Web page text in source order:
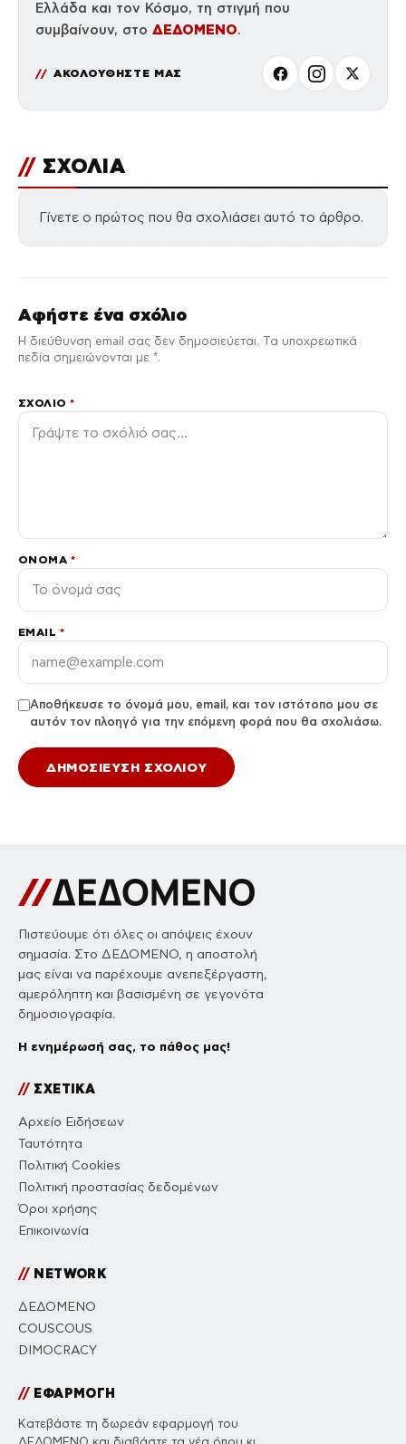
Ελλάδα και τον Κόσμο, τη στιγμή που
συμβαίνουν, στο ΔΕΔΟΜΕΝΟ.
ΑΚΟΛΟΥΘΗΣΤΕ ΜΑΣ
// ΣΧΟΛΙΑ
Γίνετε ο πρώτος που θα σχολιάσει αυτό το άρθρο.
Αφήστε ένα σχόλιο
Η διεύθυνση email σας δεν δημοσιεύεται. Τα υποχρεωτικά
πεδία σημειώνονται με *.
ΣΧΌΛΙΟ*
ΌΝΟΜΑ *
EMAIL *
Αποθήκευσε το όνομά μου, email, και τον ιστότοπο μου σε
αυτόν τον πλοηγό για την επόμενη φορά που θα σχολιάσω.
Πιστεύουμε ότι όλες οι απόψεις έχουν
σημασία. Στο ΔΕΔΟΜΕΝΟ, η αποστολή
μας είναι να παρέχουμε ανεπεξέργαστη,
αμερόληπτη και βασισμένη σε γεγονότα
δημοσιογραφία.
Η ενημέρωσή σας, το πάθος μας!
//ΣΧΕΤΙΚΑ
Αρχείο Ειδήσεων
Ταυτότητα
Πολιτική Cookies
Πολιτική προστασίας δεδομένων
Όροι χρήσης
Επικοινωνία
//NETWORK
ΔΕΔΟΜΕΝΟ
COUSCOUS
DIMOCRACY
//ΕΦΑΡΜΟΓΗ
Κατεβάστε τη δωρεάν εφαρμογή του